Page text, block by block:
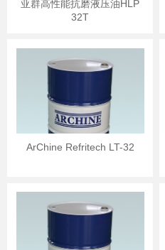
亚群高性能抗磨液压油HLP
32T
ArChine Refritech LT-32